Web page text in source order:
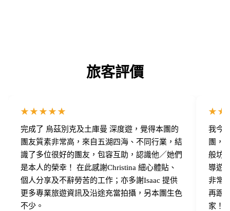
旅客評價
★★★★★
完成了 烏茲別克及土庫曼 深度遊，覺得本團的
團友質素非常高，來自五湖四海、不同行業，結
識了多位很好的團友，包容互助，認識他／她們
是本人的榮幸！ 在此感謝Christina 細心體貼、
個人分享及不辭勞苦的工作；亦多謝Isaac 提供
更多專業旅遊資訊及沿途充當拍攝，另本團生色
不少。
我今
團，
般坊
導遊
非常
再跟
家！